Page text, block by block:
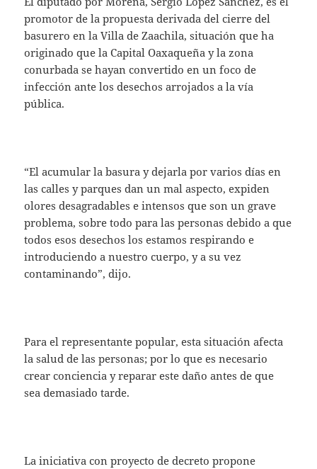
promotor de la propuesta derivada del cierre del
basurero en la Villa de Zaachila, situación que ha
originado que la Capital Oaxaqueña y la zona
conurbada se hayan convertido en un foco de
infección ante los desechos arrojados a la vía
pública.
“El acumular la basura y dejarla por varios días en
las calles y parques dan un mal aspecto, expiden
olores desagradables e intensos que son un grave
problema, sobre todo para las personas debido a que
todos esos desechos los estamos respirando e
introduciendo a nuestro cuerpo, y a su vez
contaminando”, dijo.
Para el representante popular, esta situación afecta
la salud de las personas; por lo que es necesario
crear conciencia y reparar este daño antes de que
sea demasiado tarde.
La iniciativa con proyecto de decreto propone